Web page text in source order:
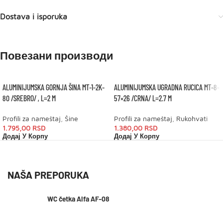
Dostava i isporuka
Повезани производи
ALUMINIJUMSKA GORNJA ŠINA MT-1-2K-
80 /SREBRO/ , L=2 M
Profili za nameštaj Šine
1.795,00 RSD
Додај У Корпу
ALUMINIJUMSKA UGRADNA RUCICA MT-8-
57×26 /CRNA/ L=2.7 M
Profili za nameštaj Rukohvati
1.380,00 RSD
Додај У Корпу
NAŠA PREPORUKA
WC četka Alfa AF-08